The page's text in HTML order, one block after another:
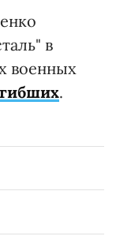
в
военных
.